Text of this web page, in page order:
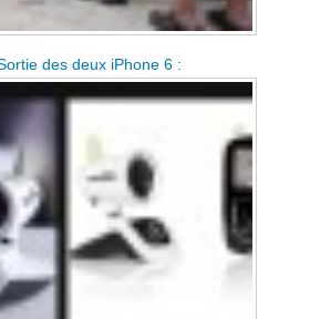
des deux iPhone 6 :